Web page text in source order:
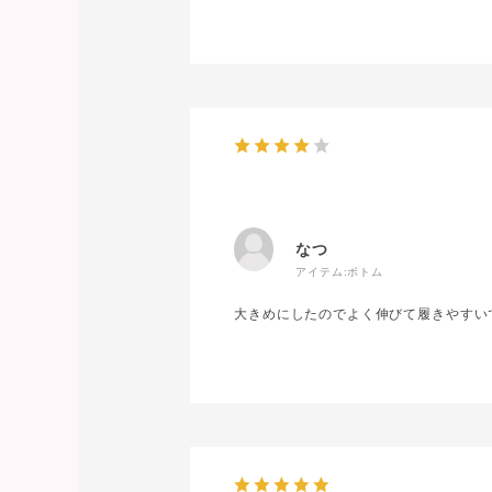
なつ
アイテム:ボトム
大きめにしたのでよく伸びて履きやすい